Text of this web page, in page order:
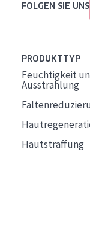
FOLGEN SIE UNS
PRODUKTTYP
Feuchtigkeit
Ausstrahlung
Hautstraffung